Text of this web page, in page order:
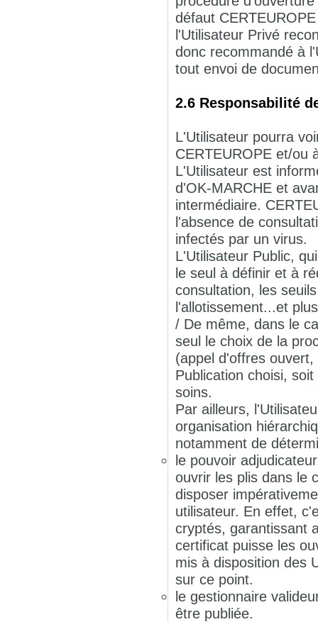
défaut
l'Utilisateur Privé
donc recommandé à
tout envoi de
2.6 Responsabilité
L'Utilisateur pourra
CERTEUROPE et/ou
L'Utilisateur est
d'OK-MARCHE et
intermédiaire.
l'absence de
infectés par un virus.
L'Utilisateur Public,
le seul à définir et à
consultation, les
l'allotissement...et
/ De même, dans le
seul le choix de la
(appel d'offres
Publication choisi,
soins.
Par ailleurs,
organisation
notamment de
le pouvoir
ouvrir les plis dans le
disposer
utilisateur. En effet,
cryptés, garantissant
certificat puisse les
mis à disposition des
sur ce point.
le gestionnaire
être publiée.